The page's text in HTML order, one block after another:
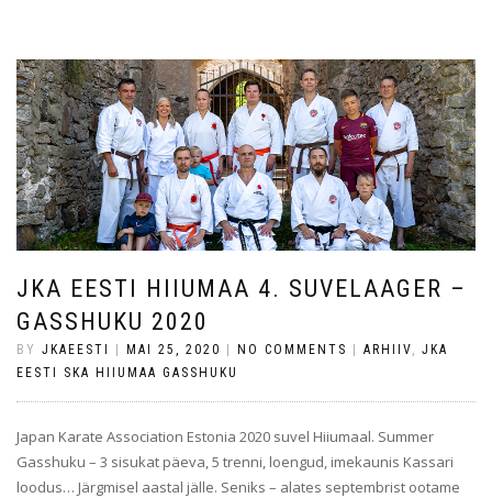
JKA EESTI HIIUMAA 4. SUVELAAGER –
GASSHUKU 2020
BY JKAEESTI | MAI 25, 2020 | NO COMMENTS | ARHIIV, JKA
EESTI SKA HIIUMAA GASSHUKU
Japan Karate Association Estonia 2020 suvel Hiiumaal. Summer
Gasshuku – 3 sisukat päeva, 5 trenni, loengud, imekaunis Kassari
loodus… Järgmisel aastal jälle. Seniks – alates septembrist ootame